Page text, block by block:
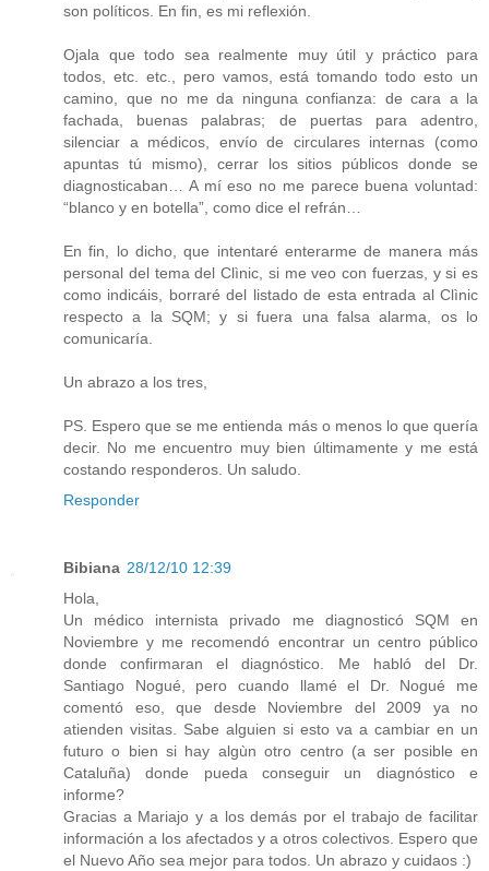
son políticos. En fin, es mi reflexión.
Ojala que todo sea realmente muy útil y práctico para
todos, etc. etc., pero vamos, está tomando todo esto un
camino, que no me da ninguna confianza: de cara a la
fachada, buenas palabras; de puertas para adentro,
silenciar a médicos, envío de circulares internas (como
apuntas tú mismo), cerrar los sitios públicos donde se
diagnosticaban… A mí eso no me parece buena voluntad:
“blanco y en botella”, como dice el refrán…
En fin, lo dicho, que intentaré enterarme de manera más
personal del tema del Clìnic, si me veo con fuerzas, y si es
como indicáis, borraré del listado de esta entrada al Clìnic
respecto a la SQM; y si fuera una falsa alarma, os lo
comunicaría.
Un abrazo a los tres,
PS. Espero que se me entienda más o menos lo que quería
decir. No me encuentro muy bien últimamente y me está
costando responderos. Un saludo.
Responder
Bibiana 28/12/10 12:39
Hola,
Un médico internista privado me diagnosticó SQM en
Noviembre y me recomendó encontrar un centro público
donde confirmaran el diagnóstico. Me habló del Dr.
Santiago Nogué, pero cuando llamé el Dr. Nogué me
comentó eso, que desde Noviembre del 2009 ya no
atienden visitas. Sabe alguien si esto va a cambiar en un
futuro o bien si hay algùn otro centro (a ser posible en
Cataluña) donde pueda conseguir un diagnóstico e
informe?
Gracias a Mariajo y a los demás por el trabajo de facilitar
información a los afectados y a otros colectivos. Espero que
el Nuevo Año sea mejor para todos. Un abrazo y cuidaos :)